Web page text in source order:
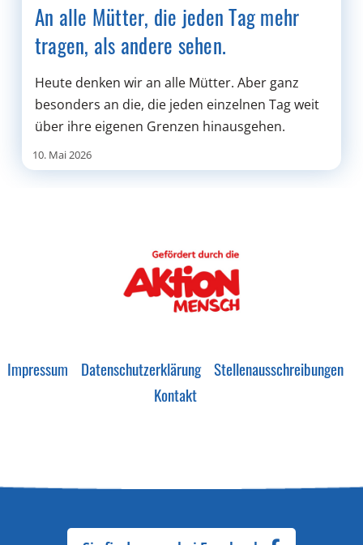
An alle Mütter, die jeden Tag mehr
tragen, als andere sehen.
Heute denken wir an alle Mütter. Aber ganz
besonders an die, die jeden einzelnen Tag weit
über ihre eigenen Grenzen hinausgehen.
10. Mai 2026
Impressum Datenschutzerklärung Stellenausschreibungen
Kontakt